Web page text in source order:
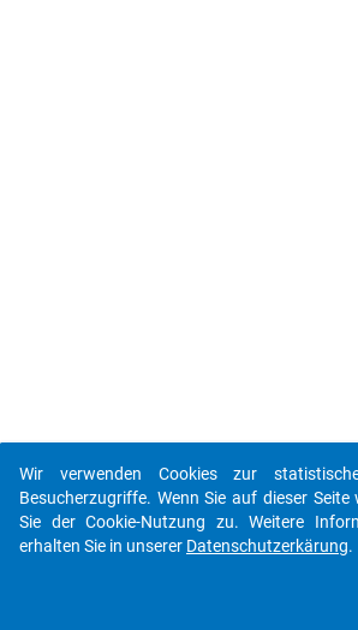
Kennen Sie Publikationen, die auf Basis
Datenpakete entstanden sind? Dann teilen
bitte mit...
Wir verwenden Cookies zur
Besucherzugriffe. Wenn Sie auf dieser
Sie der Cookie-Nutzung zu. Weitere
erhalten Sie in unserer Datenschutzerkärung.